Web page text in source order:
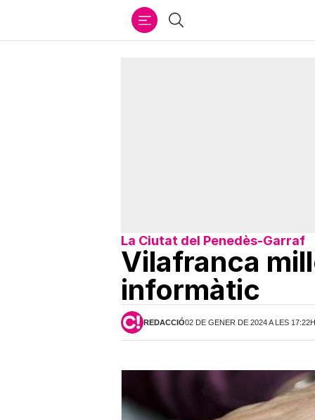
Cercar
La Ciutat del Penedès-Garraf
Vilafranca
informàtic
REDACCIÓ02 DE GENER DE 2024 A LES 17:22H